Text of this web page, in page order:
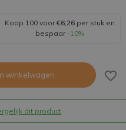
Koop 100 voor€6,26per stuk en
bespaar -10%
winkelwagen
dit product